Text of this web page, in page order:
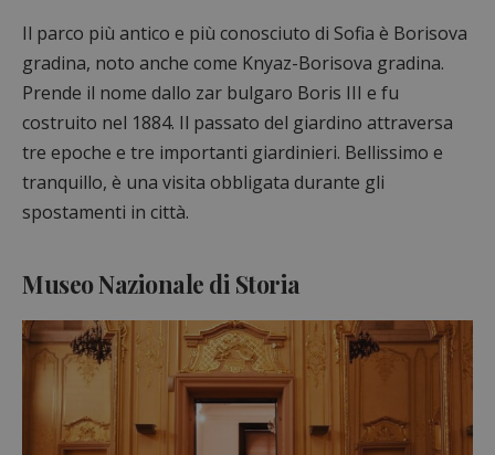
Il parco più antico e più conosciuto di Sofia è Borisova
gradina, noto anche come Knyaz-Borisova gradina.
Prende il nome dallo zar bulgaro Boris III e fu
costruito nel 1884. Il passato del giardino attraversa
tre epoche e tre importanti giardinieri. Bellissimo e
tranquillo, è una visita obbligata durante gli
spostamenti in città.
Museo Nazionale di Storia